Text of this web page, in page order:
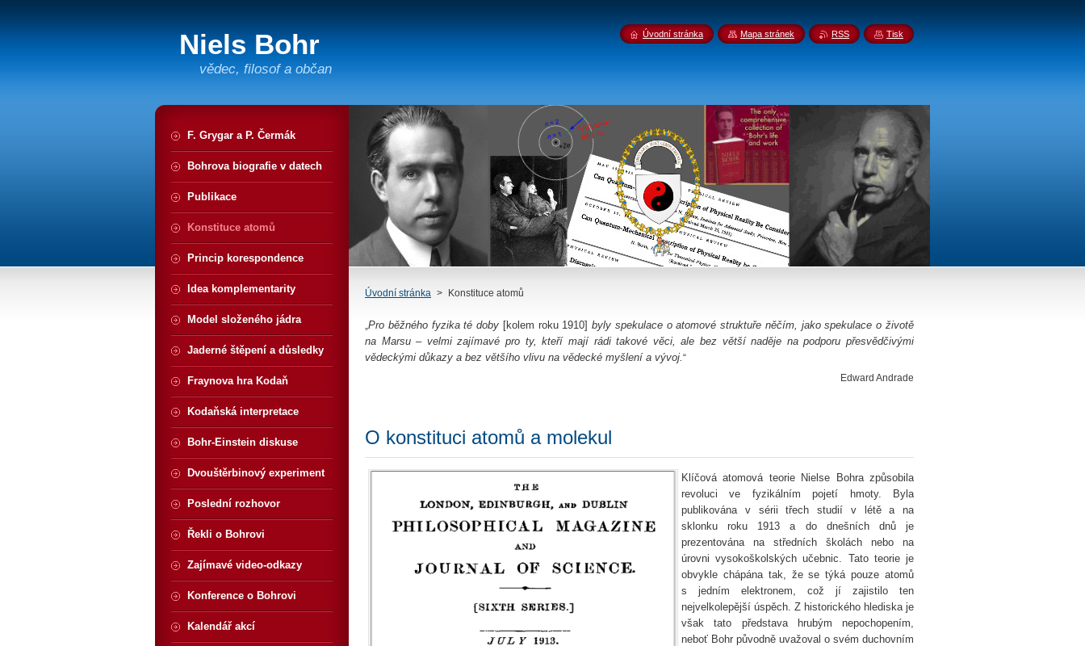
Niels Bohr
vědec, filosof a občan
Úvodní stránka > Konstituce atomů
„Pro běžného fyzika té doby [kolem roku 1910] byly spekulace o atomové struktuře něčím, jako spekulace o životě
na Marsu – velmi zajímavé pro ty, kteří mají rádi takové věci, ale bez větší naděje na podporu přesvědčivými
vědeckými důkazy a bez většího vlivu na vědecké myšlení a vývoj.“
Edward Andrade
O konstituci atomů a molekul
Klíčová atomová teorie Nielse Bohra způsobila
revoluci ve fyzikálním pojetí hmoty. Byla
publikována v sérii třech studií v létě a na
sklonku roku 1913 a do dnešních dnů je
prezentována na středních školách nebo na
úrovni vysokoškolských učebnic. Tato teorie je
obvykle chápána tak, že se týká pouze atomů
s jedním elektronem, což jí zajistilo ten
nejvelkolepější úspěch. Z historického hlediska je
však tato představa hrubým nepochopením,
neboť Bohr původně uvažoval o svém duchovním
F. Grygar a P. Čermák
Bohrova biografie v datech
Publikace
Konstituce atomů
Princip korespondence
Idea komplementarity
Model složeného jádra
Jaderné štěpení a důsledky
Fraynova hra Kodaň
Kodaňská interpretace
Bohr-Einstein diskuse
Dvouštěrbinový experiment
Poslední rozhovor
Řekli o Bohrovi
Zajímavé video-odkazy
Konference o Bohrovi
Kalendář akcí
Úvodní stránka Mapa stránek RSS Tisk